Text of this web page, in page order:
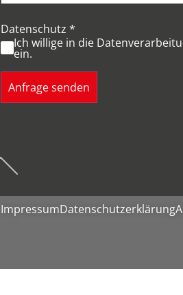
Datenschutz *
Ich willige in die
ein.
Anfrage senden
ImpressumDatenschutzerklärung